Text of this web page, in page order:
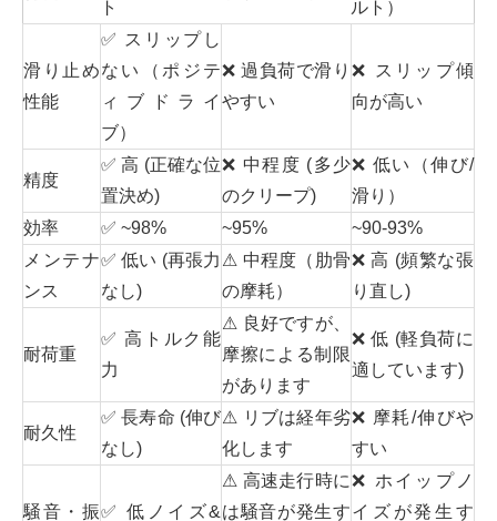
ト
ルト）
滑り止め
性能
✅ スリップし
ない（ポジテ
ィブドライ
ブ）
❌ 過負荷で滑り
やすい
❌ スリップ傾
向が高い
精度
✅ 高 (正確な位
置決め)
❌ 中程度 (多少
のクリープ)
❌ 低い（伸び/
滑り）
効率
✅ ~98% ~95%
~90-93%
メンテナ
ンス
✅ 低い (再張力
なし)
⚠ 中程度（肋骨
の摩耗）
❌ 高 (頻繁な張
り直し)
耐荷重
✅ 高トルク能
力
⚠ 良好ですが、
摩擦による制限
があります
❌ 低 (軽負荷に
適しています)
耐久性
✅ 長寿命 (伸び
なし)
⚠ リブは経年劣
化します
❌ 摩耗/伸びや
すい
騒音・振✅ 低ノイズ&
⚠ 高速走行時に
は騒音が発生す
❌ ホイップノ
イズが発生す